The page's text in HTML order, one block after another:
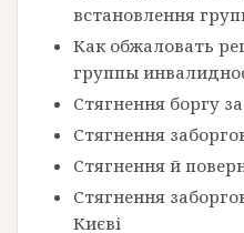
встановлення
Как обжаловать
группы
Стягнення боргу
Стягнення
Стягнення й
Стягнення
Києві